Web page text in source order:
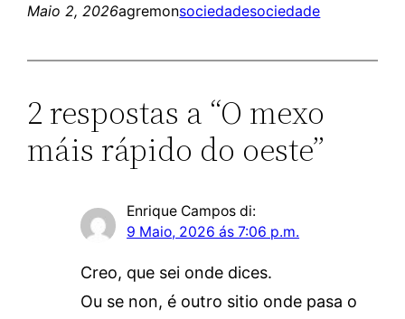
Maio 2, 2026agremonsociedadesociedade
2 respostas a “O mexo
máis rápido do oeste”
Enrique Campos di:
9 Maio, 2026 ás 7:06 p.m.
Creo, que sei onde dices.
Ou se non, é outro sitio onde pasa o